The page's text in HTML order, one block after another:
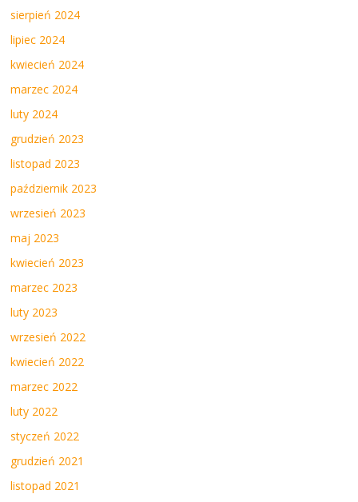
sierpień 2024
lipiec 2024
kwiecień 2024
marzec 2024
luty 2024
grudzień 2023
listopad 2023
październik 2023
wrzesień 2023
maj 2023
kwiecień 2023
marzec 2023
luty 2023
wrzesień 2022
kwiecień 2022
marzec 2022
luty 2022
styczeń 2022
grudzień 2021
listopad 2021